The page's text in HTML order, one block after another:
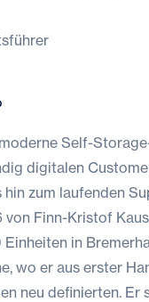
Self-
digitalen
zum laufenden
von Finn-Kristof
in
wo er aus erster
neu definierten. Er